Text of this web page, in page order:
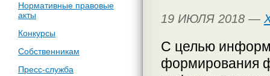
Нормативные правовые
акты
Конкурсы
Собственникам
Пресс-служба
19 ИЮЛЯ 2018 —
С целью
формирования